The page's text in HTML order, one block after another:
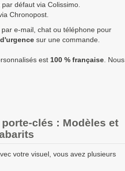
0,83 €
0,78 € 1 950,00 €
TTC (TVA 20%).
possédant un numéro de
européenne paient le prix HT.
par défaut via Colissimo.
Chronopost.
e-mail, chat ou téléphone pour
d'urgence sur une commande.
est 100 % française. Nous
clés : Modèles et
votre visuel, vous avez plusieurs